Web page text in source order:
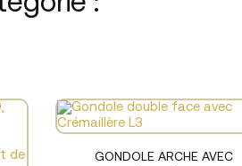
Voir le produit
GONDOLE ARCHE AVEC